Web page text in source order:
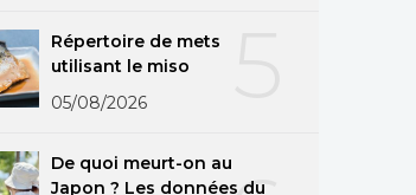
Répertoire de mets
utilisant le miso
05/08/2026
De quoi meurt-on au
Japon ? Les données du